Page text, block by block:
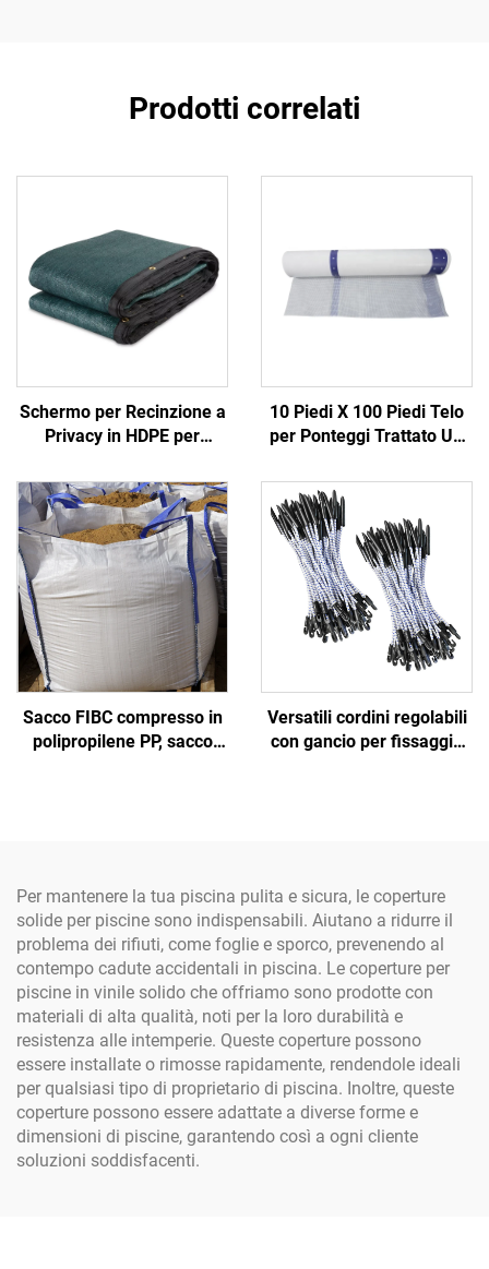
Prodotti correlati
Schermo per Recinzione a
Privacy in HDPE per
Cantiere - Recinzione
Esterna Durevole, Grigliato
e Cancelli
10 Piedi X 100 Piedi Telo
per Ponteggi Trattato UV
di Poliestere Rinforzato
per Protezione
Meteorologica nell'Edilizia
Sacco FIBC compresso in
polipropilene PP, sacco
tessuto PP
Versatili cordini regolabili
con gancio per fissaggio
Per mantenere la tua piscina pulita e sicura, le coperture
solide per piscine sono indispensabili. Aiutano a ridurre il
problema dei rifiuti, come foglie e sporco, prevenendo al
contempo cadute accidentali in piscina. Le coperture per
piscine in vinile solido che offriamo sono prodotte con
materiali di alta qualità, noti per la loro durabilità e
resistenza alle intemperie. Queste coperture possono
essere installate o rimosse rapidamente, rendendole ideali
per qualsiasi tipo di proprietario di piscina. Inoltre, queste
coperture possono essere adattate a diverse forme e
dimensioni di piscine, garantendo così a ogni cliente
soluzioni soddisfacenti.